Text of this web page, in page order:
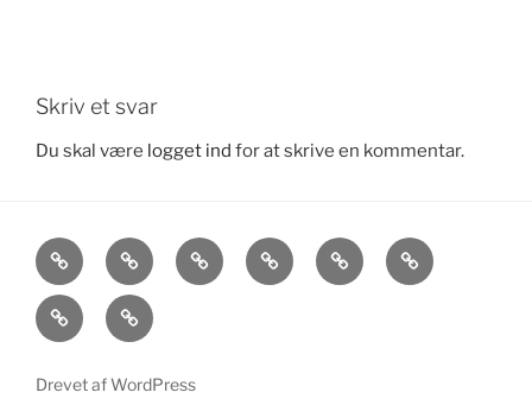
e
h
N
a
v
i
Skriv et svar
Du skal være logget ind for at skrive en kommentar.
Dodo Bogudgivelser
Håndlæsning
Kurser
&
Kontakt Kalender
Videoer Home
Drevet af WordPress